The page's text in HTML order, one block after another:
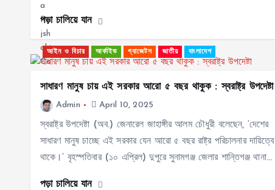
পড়া চালিয়ে যান
আইন ও বিচার আর্কাইভ গ্যাজেটস জাতীয় বাংলাদেশ
সাধারণ মানুষ চায় এই সরকার আরো ৫ বছর থাকুক : স্বরাষ্ট্র উপদেষ্টা
Admin April 10, 2025
স্বরাষ্ট্র উপদেষ্টা (অব.) জেনারেল জাহাঙ্গীর আলম চৌধুরী বলেছেন, ‘দেশের
সাধারণ মানুষ চাচ্ছে এই সরকার যেন আরো ৫ বছর রাষ্ট্র পরিচালনার দায়িত্বে
থাকে।’ বৃহস্পতিবার (১০ এপ্রিল) দুপুরে সুনামগঞ্জ জেলার শান্তিগঞ্জ থানা…
পড়া চালিয়ে যান